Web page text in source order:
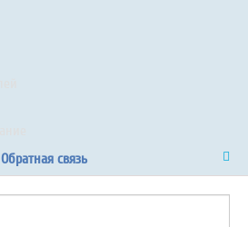
Обратная связь